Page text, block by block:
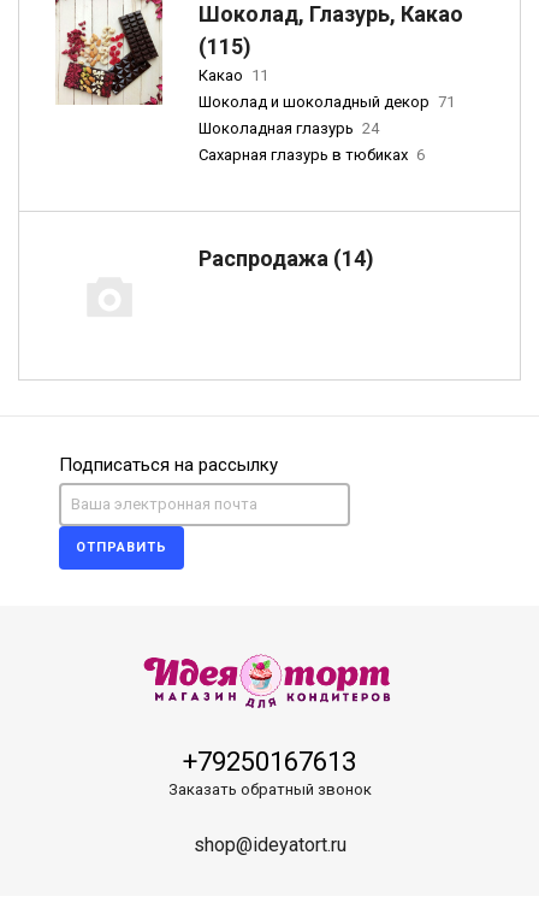
Шоколад, Глазурь, Какао
(115)
Какао 11
Шоколад и шоколадный декор 71
Шоколадная глазурь 24
Сахарная глазурь в тюбиках 6
Распродажа (14)
Подписаться на рассылку
ОТПРАВИТЬ
+79250167613
Заказать обратный звонок
shop@ideyatort.ru